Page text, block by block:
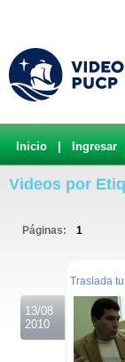
Inicio Ingresar
Videos por
Páginas: 1
13/08
2010
Traslada